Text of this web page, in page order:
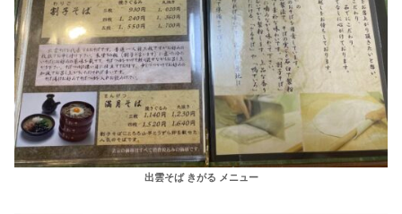
出雲そば きがる メニュー